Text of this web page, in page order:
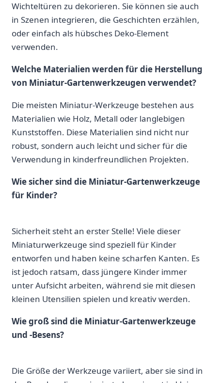
Wichteltüren zu dekorieren. Sie können sie auch
in Szenen integrieren,​ die Geschichten erzählen,
oder einfach als ⁢hübsches ‍Deko-Element
verwenden.
Welche ⁢Materialien werden für die Herstellung
von Miniatur-Gartenwerkzeugen verwendet?
Die meisten Miniatur-Werkzeuge bestehen aus
Materialien wie Holz, Metall oder langlebigen
Kunststoffen. Diese Materialien sind nicht nur
robust, sondern auch leicht⁤ und sicher für die
Verwendung in kinderfreundlichen Projekten.
Wie sicher⁣ sind die ​Miniatur-Gartenwerkzeuge
für ⁢Kinder?
Sicherheit steht ‌an erster Stelle! Viele dieser‍
Miniaturwerkzeuge ⁤sind speziell für Kinder
entworfen und haben keine scharfen Kanten. Es
ist jedoch​ ratsam, dass jüngere Kinder immer
unter Aufsicht⁢ arbeiten, während sie mit ‍diesen‌
kleinen Utensilien⁣ spielen und ‍kreativ⁤ werden.
Wie groß sind⁣ die Miniatur-Gartenwerkzeuge
und -Besens?
Die⁤ Größe der Werkzeuge variiert, aber sie sind in